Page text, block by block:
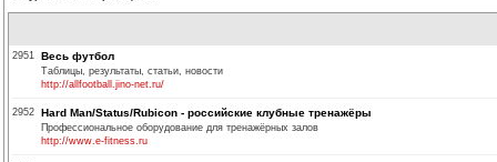
2951 Весь футбол
Таблицы, результаты, статьи, новости
http://allfootball.jino-net.ru/
2952 Hard Man/Status/Rubicon - российские клубные тренажёры
Профессиональное оборудование для тренажёрных залов
http://www.e-fitness.ru